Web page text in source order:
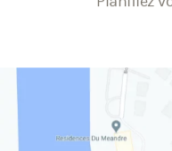
Planifiez